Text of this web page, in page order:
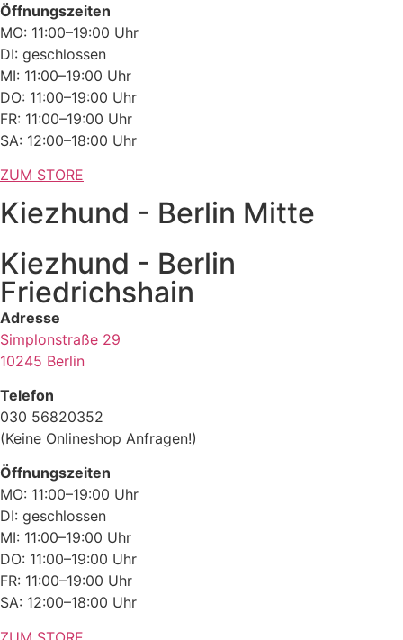
Öffnungszeiten
MO: 11:00–19:00 Uhr
DI: geschlossen
MI: 11:00–19:00 Uhr
DO: 11:00–19:00 Uhr
FR: 11:00–19:00 Uhr
SA: 12:00–18:00 Uhr
ZUM STORE
Kiezhund - Berlin Mitte
Kiezhund - Berlin
Friedrichshain
Adresse
Simplonstraße 29
10245 Berlin
Telefon
030 56820352
(Keine Onlineshop Anfragen!)
Öffnungszeiten
MO: 11:00–19:00 Uhr
DI: geschlossen
MI: 11:00–19:00 Uhr
DO: 11:00–19:00 Uhr
FR: 11:00–19:00 Uhr
SA: 12:00–18:00 Uhr